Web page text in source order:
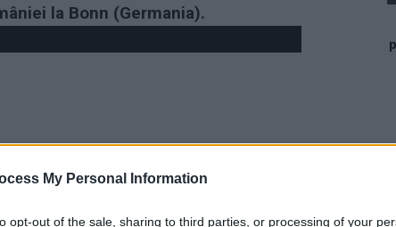
My Personal Information
opt-out of the sale, sharing to third parties, or processing of your
la Bonn (Germania).